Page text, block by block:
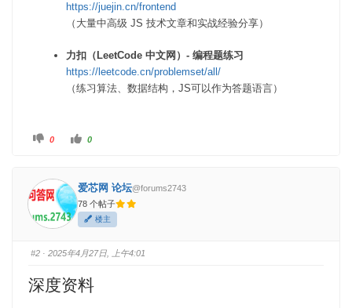
https://juejin.cn/frontend
（大量中高级 JS 技术文章和实战经验分享）
力扣（LeetCode 中文网）- 编程题练习
https://leetcode.cn/problemset/all/
（练习算法、数据结构，JS可以作为答题语言）
踩
。
0
赞
。
0
爱芯网 论坛@forums2743
78 个帖子
楼主
#2 · 2025年4月27日, 上午4:01
深度资料